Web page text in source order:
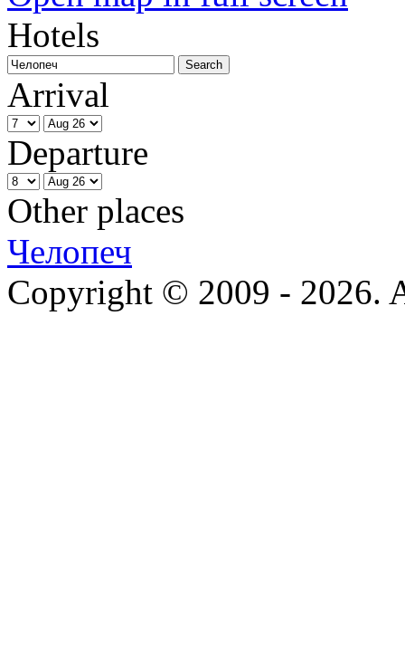
Hotels
Arrival
Departure
Other places
Челопеч
Copyright © 2009 - 2026.